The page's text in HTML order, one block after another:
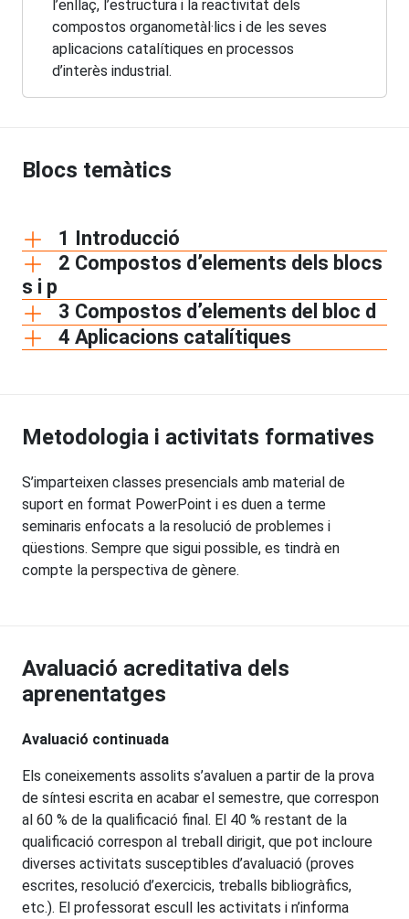
l’enllaç, l’estructura i la reactivitat dels
compostos organometàl·lics i de les seves
aplicacions catalítiques en processos
d’interès industrial.
Blocs temàtics
1 Introducció
2 Compostos d’elements dels blocs
s i p
3 Compostos d’elements del bloc d
4 Aplicacions catalítiques
Metodologia i activitats formatives
S’imparteixen classes presencials amb material de
suport en format PowerPoint i es duen a terme
seminaris enfocats a la resolució de problemes i
qüestions. Sempre que sigui possible, es tindrà en
compte la perspectiva de gènere.
Avaluació acreditativa dels
aprenentatges
Avaluació continuada
Els coneixements assolits s’avaluen a partir de la prova
de síntesi escrita en acabar el semestre, que correspon
al 60 % de la qualificació final. El 40 % restant de la
qualificació correspon al treball dirigit, que pot incloure
diverses activitats susceptibles d’avaluació (proves
escrites, resolució d’exercicis, treballs bibliogràfics,
etc.). El professorat escull les activitats i n’informa